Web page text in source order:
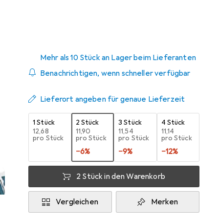
Mehr als 10 Stück an Lager beim Lieferanten
Benachrichtigen, wenn schneller verfügbar
Lieferort angeben für genaue Lieferzeit
1 Stück
EUR
12,68
pro Stück
2 Stück
EUR
11,90
pro Stück
−6%
3 Stück
EUR
11,54
pro Stück
−9%
4 Stück
EUR
11,14
pro Stück
−12%
2 Stück in den Warenkorb
Vergleichen Merken